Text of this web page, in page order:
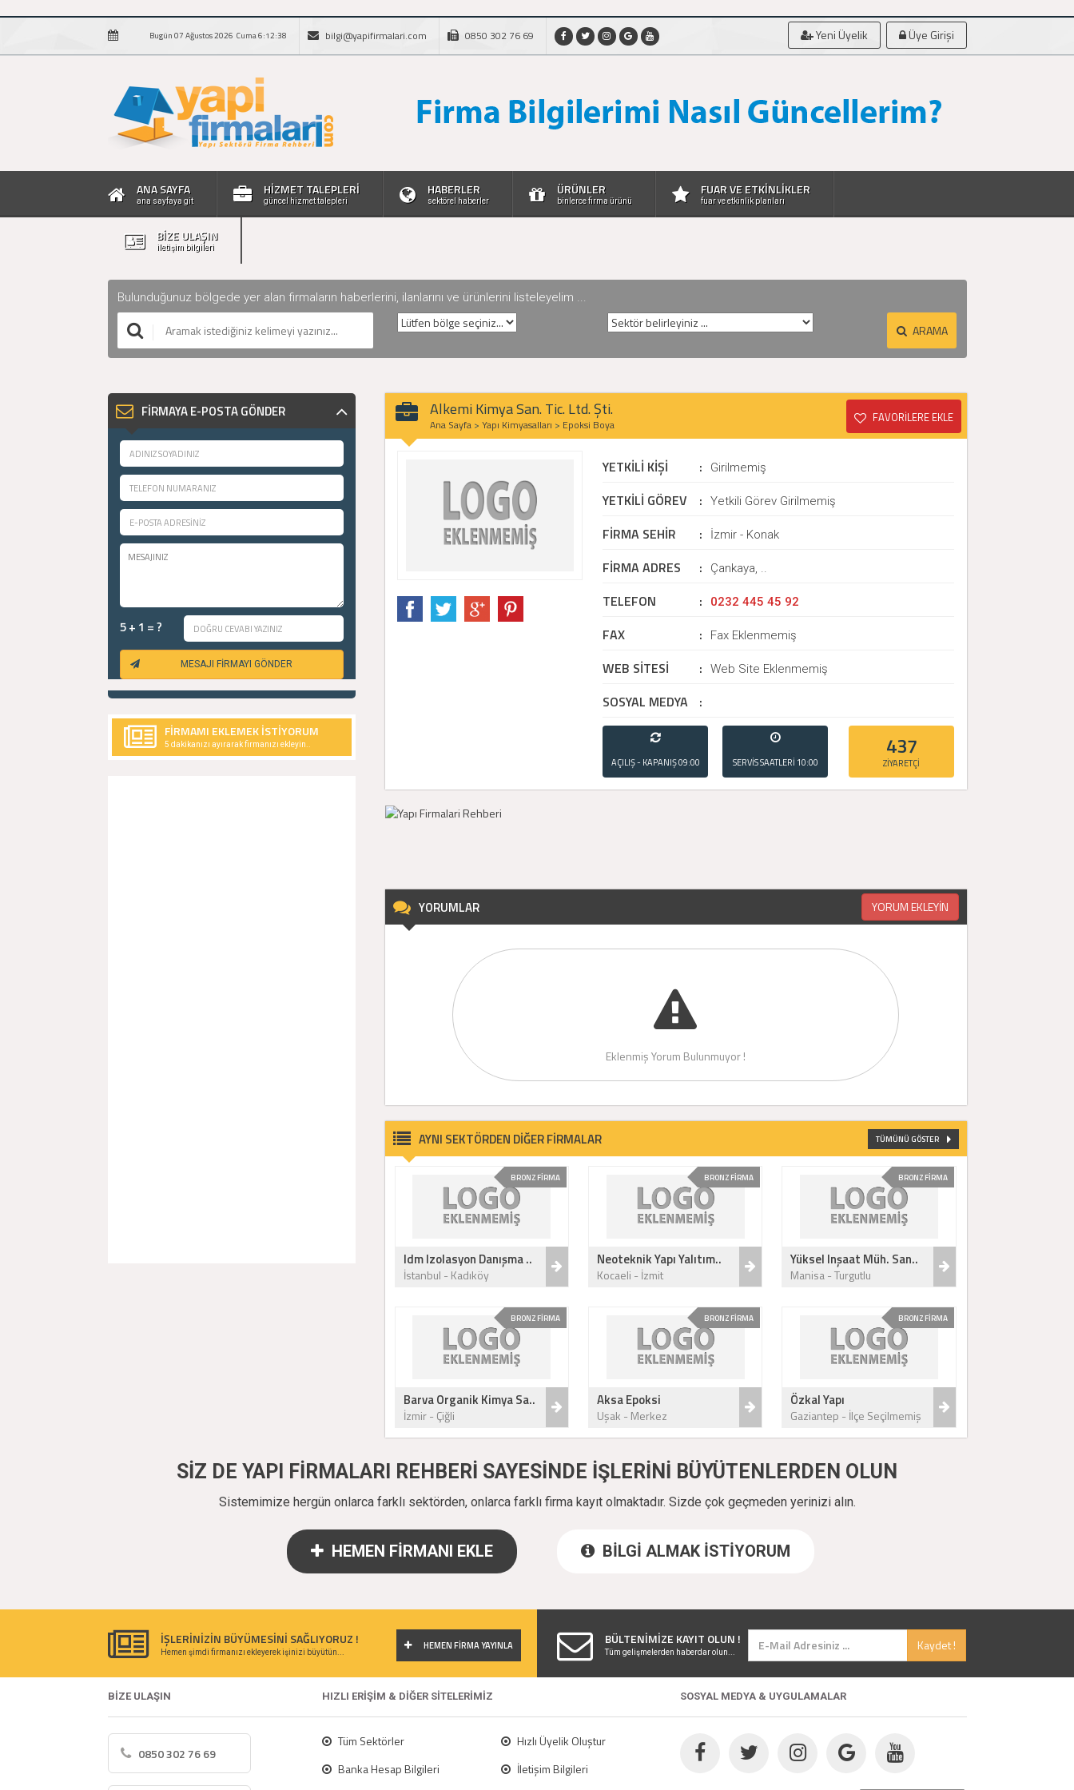
Bugün 07 Ağustos 2026 Cuma 6:12:39 bilgi@yapifirmalari.com 0850 302 76 69 Yeni Üyelik Üye Girişi
ANA SAYFA
ana sayfaya git
HİZMET TALEPLERİ
güncel hizmet talepleri
HABERLER
sektörel haberler
ÜRÜNLER
binlerce firma ürünü
FUAR VE ETKİNLİKLER
fuar ve etkinlik planları
BİZE ULAŞIN
iletişim bilgileri
Bulunduğunuz bölgede yer alan firmaların haberlerini, ilanlarını ve ürünlerini listeleyelim ...
ARAMA
FİRMAYA E-POSTA GÖNDER
5 + 1 = ?
MESAJI FİRMAYI GÖNDER
FİRMAMI EKLEMEK İSTİYORUM
5 dakikanızı ayırarak firmanızı ekleyin..
Alkemi Kimya San. Tic. Ltd. Şti.
Ana Sayfa > Yapı Kimyasalları > Epoksi Boya FAVORİLERE EKLE
YETKİLİ KİŞİ : Girilmemiş
YETKİLİ GÖREV : Yetkili Görev Girilmemiş
FİRMA SEHİR : İzmir - Konak
FİRMA ADRES : Çankaya, ..
TELEFON : 0232 445 45 92
FAX : Fax Eklenmemiş
WEB SİTESİ : Web Site Eklenmemiş
SOSYAL MEDYA :
AÇILIŞ - KAPANIŞ09:00
- 21:00
SERVİS SAATLERİ 10:00
- 20:00
437
ZİYARETÇİ
YORUMLAR YORUM EKLEYİN
Eklenmiş Yorum Bulunmuyor !
AYNI SEKTÖRDEN DİĞER FİRMALAR TÜMÜNÜ GÖSTER
BRONZ FİRMA
Idm Izolasyon Danışma ..
İstanbul - Kadıköy
BRONZ FİRMA
Neoteknik Yapı Yalıtım..
Kocaeli - İzmit
BRONZ FİRMA
Yüksel Inşaat Müh. San..
Manisa - Turgutlu
BRONZ FİRMA
Barva Organik Kimya Sa..
İzmir - Çiğli
BRONZ FİRMA
Aksa Epoksi
Uşak - Merkez
BRONZ FİRMA
Özkal Yapı
Gaziantep - İlçe Seçilmemiş
SİZ DE YAPI FİRMALARI REHBERİ SAYESİNDE İŞLERİNİ BÜYÜTENLERDEN OLUN
Sistemimize hergün onlarca farklı sektörden, onlarca farklı firma kayıt olmaktadır. Sizde çok geçmeden yerinizi alın.
HEMEN FİRMANI EKLE BİLGİ ALMAK İSTİYORUM
İŞLERİNİZİN BÜYÜMESİNİ SAĞLIYORUZ ! HEMEN FİRMA YAYINLA
Hemen şimdi firmanızı ekleyerek işinizi büyütün...
BÜLTENİMİZE KAYIT OLUN ! Kaydet !
Tüm gelişmelerden haberdar olun...
BİZE ULAŞIN HIZLI ERİŞİM & DİĞER SİTELERİMİZ SOSYAL MEDYA & UYGULAMALAR
0850 302 76 69
Tüm Sektörler
Hızlı Üyelik Oluştur
Banka Hesap Bilgileri
İletişim Bilgileri